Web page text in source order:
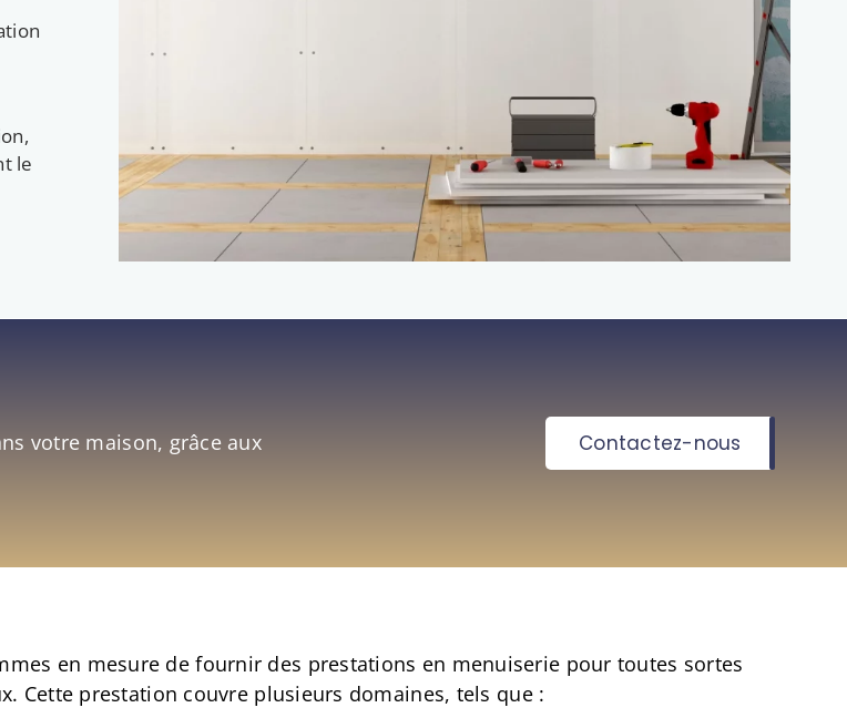
le
votre maison, grâce aux
Contactez-nous
en mesure de fournir des prestations en menuiserie pour toutes sortes
Cette prestation couvre plusieurs domaines, tels que :